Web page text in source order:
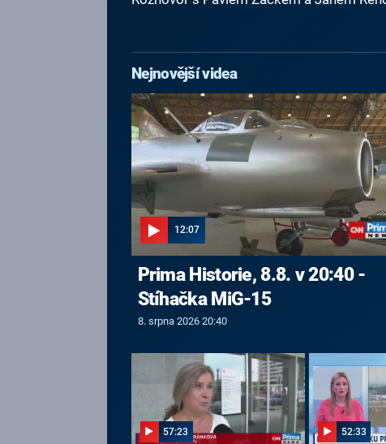
Nejnovější videa
12:07
Prima Historie, 8.8. v 20:40 -
Stíhačka MiG-15
8. srpna 2026 20:40
57:23 52:33